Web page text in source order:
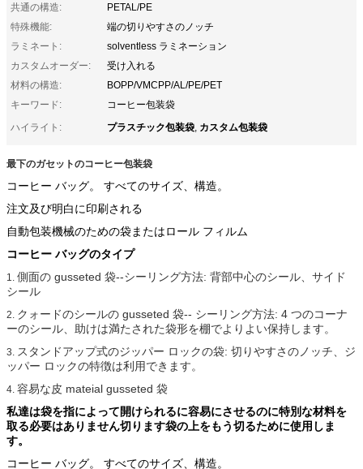
共通の構造:
PETAL/PE
特殊機能:
端の切りやすさのノッチ
ラミネート:
solventless ラミネーション
カスタムオーダー:
受け入れる
材料の構造:
BOPP/VMCPP/AL/PE/PET
キーワード:
コーヒー包装袋
ハイライト:
プラスチック包装袋, カスタム包装袋
最下のガセットのコーヒー包装袋
コーヒー バッグ。 すべてのサイズ、構造。
注文及び明白に印刷される
自動包装機械のための袋またはロール フィルム
コーヒー バッグのタイプ
1. 側面の gusseted 袋--シーリング方法: 背部中心のシール、サイド
シール
2. クォードのシールの gusseted 袋-- シーリング方法: 4 つのコーナ
ーのシール、助けは満たされた袋形を棚でよりよい保持します。
3. スタンドアップ式のジッパー ロックの袋: 切りやすさのノッチ、ジ
ッパー ロックの特徴は利用できます。
4. 容易な皮 mateial gusseted 袋
私達は袋を指によって開けられるに容易にさせるのに特別な材料を
取る必要はありません切ります袋の上をもう切るために使用しま
す。
コーヒー バッグ。 すべてのサイズ、構造。